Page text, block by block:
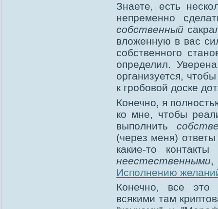
Знаете, есть
непременно
собственный
вложенную в вас
собственного
определил.
организуется,
к гробовой доске
Конечно, я
ко мне, чтобы
выполнить
(через меня)
какие-то
неестественными
Исполнению
Конечно, все это
всякими там